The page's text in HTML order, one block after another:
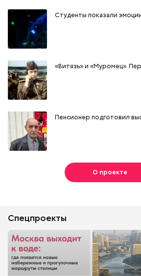
Студенты показали
«Витязь» и «Муромец».
Пенсионер подготовил
О проекте
Спецпроекты